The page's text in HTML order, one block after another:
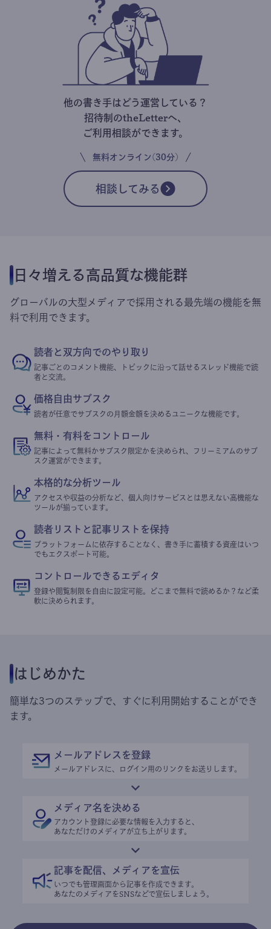
他の書き手はどう運営している？
招待制のtheLetterへ、
ご利用相談ができます。
無料オンライン(30分)
相談してみる
日々増える高品質な機能群
グローバルの大型メディアで採用される最先端の機能を無
料で利用できます。
読者と双方向でのやり取り
記事ごとのコメント機能、トピックに沿って話せるスレッド機能で読
者と交流。
価格自由サブスク
読者が任意でサブスクの月額金額を決めるユニークな機能です。
無料・有料をコントロール
記事によって無料かサブスク限定かを決められ、フリーミアムのサブ
スク運営ができます。
本格的な分析ツール
アクセスや収益の分析など、個人向けサービスとは思えない高機能な
ツールが揃っています。
読者リストと記事リストを保持
プラットフォームに依存することなく、書き手に蓄積する資産はいつ
でもエクスポート可能。
コントロールできるエディタ
登録や閲覧制限を自由に設定可能。どこまで無料で読めるか？など柔
軟に決められます。
はじめかた
簡単な3つのステップで、すぐに利用開始することができ
ます。
メールアドレスを登録
メールアドレスに、ログイン用のリンクをお送りします。
メディア名を決める
アカウント登録に必要な情報を入力すると、
あなただけのメディアが立ち上がります。
記事を配信、メディアを宣伝
いつでも管理画面から記事を作成できます。
あなたのメディアをSNSなどで宣伝しましょう。